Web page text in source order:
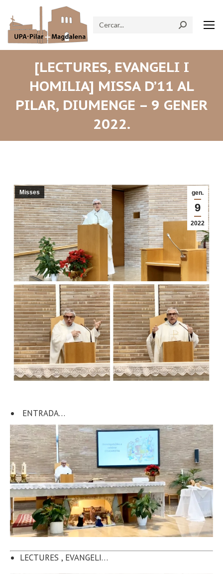
Search:
[LECTURES, EVANGELI I
HOMILIA] MISSA D’11 AL
PILAR, DIUMENGE – 9 GENER
2022.
gen.
9
2022
Misses
ENTRADA…
LECTURES , EVANGELI…